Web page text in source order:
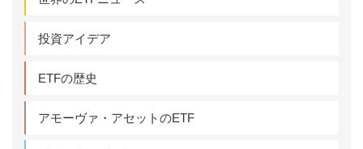
投資アイデア
ETFの歴史
アモーヴァ・アセットのETF